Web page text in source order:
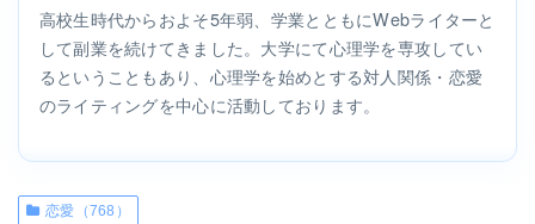
高校生時代からおよそ5年弱、学業とともにWebライターと
して副業を続けてきました。大学にて心理学を専攻してい
るということもあり、心理学を始めとする対人関係・恋愛
のライティングを中心に活動しております。
恋愛（768）